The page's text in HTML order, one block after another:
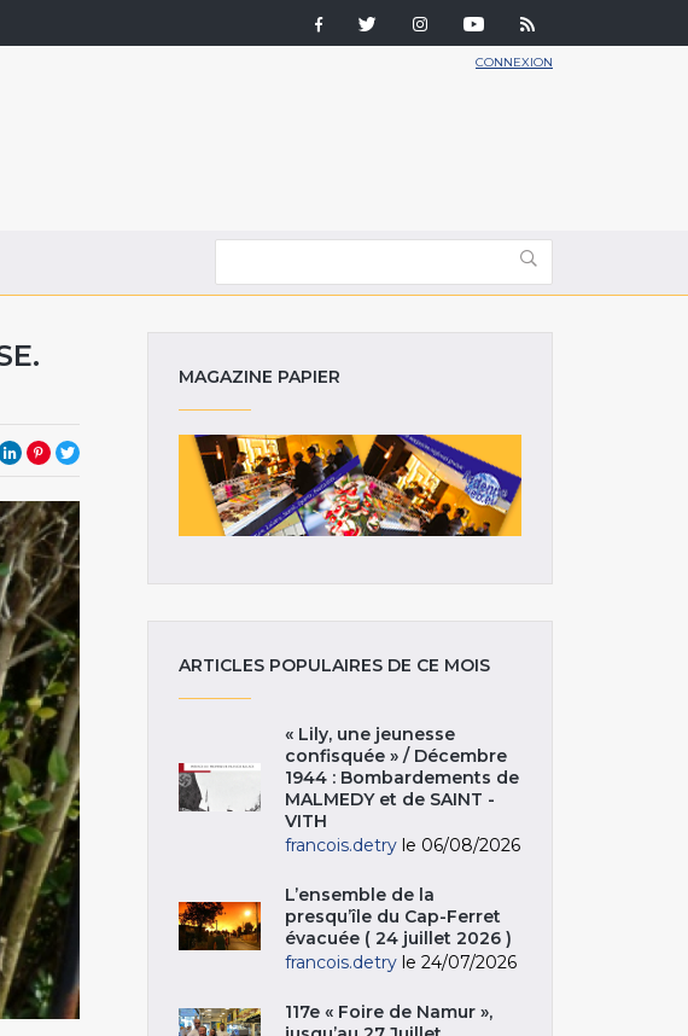
CONNEXION
MAGAZINE PAPIER
ARTICLES POPULAIRES DE CE MOIS
« Lily, une jeunesse
confisquée » / Décembre
1944 : Bombardements de
MALMEDY et de SAINT -
VITH
francois.detry le 06/08/2026
L’ensemble de la
presqu’île du Cap-Ferret
évacuée ( 24 juillet 2026 )
francois.detry le 24/07/2026
117e « Foire de Namur »,